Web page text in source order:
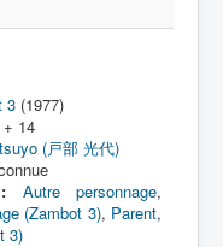
3(1977)
14
(戸部 光代)
Autre personnage,
(Zambot 3), Parent,
3)